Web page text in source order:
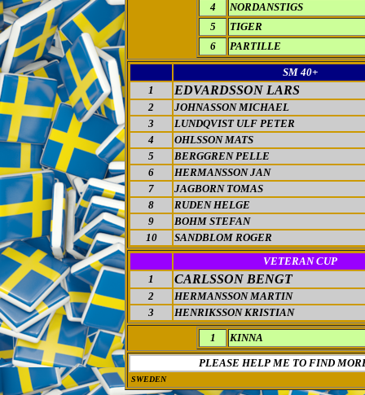
4
NORDANSTIGS
5
TIGER
6
PARTILLE
SM 40+
1
EDVARDSSON LARS
2
JOHNASSON MICHAEL
3
LUNDQVIST ULF PETER
4
OHLSSON MATS
5
BERGGREN PELLE
6
HERMANSSON JAN
7
JAGBORN TOMAS
8
RUDEN HELGE
9
BOHM STEFAN
10
SANDBLOM ROGER
VETERAN CUP
1
CARLSSON BENGT
2
HERMANSSON MARTIN
3
HENRIKSSON KRISTIAN
1 KINNA
PLEASE HELP ME TO FIND
SWEDEN